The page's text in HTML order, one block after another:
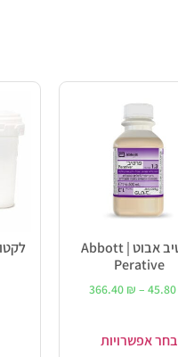
פרטיב אבוט | Abbott
Perative
45.80
–
366.40 ₪
בחר אפשרויות